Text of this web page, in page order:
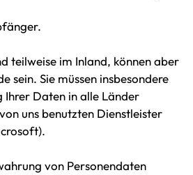
teilweise im Inland, können aber
sein. Sie müssen insbesondere
Daten in alle Länder
uns benutzten Dienstleister
von Personendaten